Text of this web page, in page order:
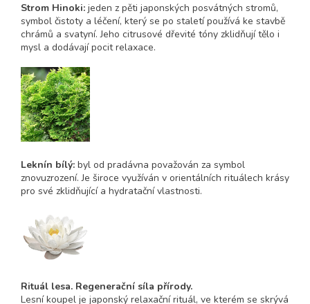
Strom Hinoki: jeden z pěti japonských posvátných stromů,
symbol čistoty a léčení, který se po staletí používá ke stavbě
chrámů a svatyní. Jeho citrusové dřevité tóny zklidňují tělo i
mysl a dodávají pocit relaxace.
Leknín bílý: byl od pradávna považován za symbol
znovuzrození. Je široce využíván v orientálních rituálech krásy
pro své zklidňující a hydratační vlastnosti.
Rituál lesa. Regenerační síla přírody.
Lesní koupel je japonský relaxační rituál, ve kterém se skrývá